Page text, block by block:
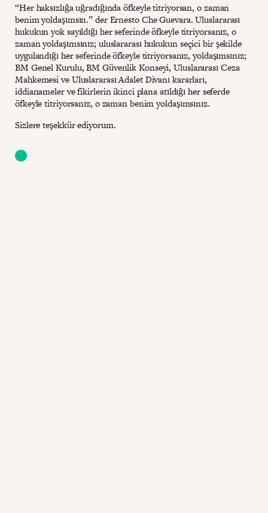
“Her haksızlığa uğradığında öfkeyle titriyorsan, o zaman
benim yoldaşımsın.” der Ernesto Che Guevara. Uluslararası
hukukun yok sayıldığı her seferinde öfkeyle titriyorsanız, o
zaman yoldaşımsınız; uluslararası hukukun seçici bir şekilde
uygulandığı her seferinde öfkeyle titriyorsanız, yoldaşımsınız;
BM Genel Kurulu, BM Güvenlik Konseyi, Uluslararası Ceza
Mahkemesi ve Uluslararası Adalet Divanı kararları,
iddianameler ve fikirlerin ikinci plana atıldığı her seferde
öfkeyle titriyorsanız, o zaman benim yoldaşımsınız.
Sizlere teşekkür ediyorum.